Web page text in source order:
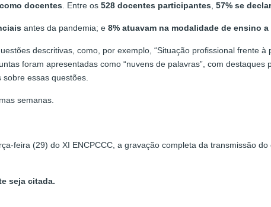
docentes. Entre os 528 docentes participantes, 57% se
antes da pandemia; e 8% atuavam na modalidade de ensino
descritivas, como, por exemplo, “Situação profissional frente à
foram apresentadas como “nuvens de palavras”, com
essas questões.
semanas.
feira (29) do XI ENCPCCC, a gravação completa da transmissão
seja citada.